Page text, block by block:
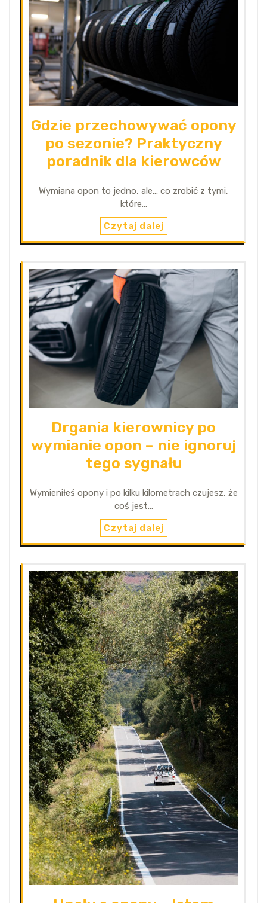
Gdzie przechowywać opony
po sezonie? Praktyczny
poradnik dla kierowców
Wymiana opon to jedno, ale… co zrobić z tymi,
które…
Czytaj dalej
Drgania kierownicy po
wymianie opon – nie ignoruj
tego sygnału
Wymieniłeś opony i po kilku kilometrach czujesz, że
coś jest…
Czytaj dalej